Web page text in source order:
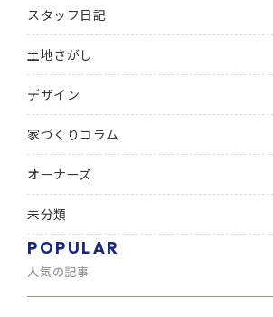
スタッフ日記
土地さがし
デザイン
家づくりコラム
オーナーズ
未分類
POPULAR
人気の記事